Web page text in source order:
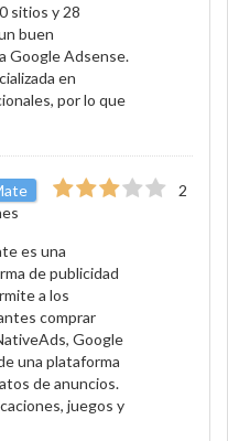
sitios y 28
buen
Google Adsense.
en
por lo que
2
es una
de publicidad
a los
comprar
Google
una plataforma
de anuncios.
juegos y